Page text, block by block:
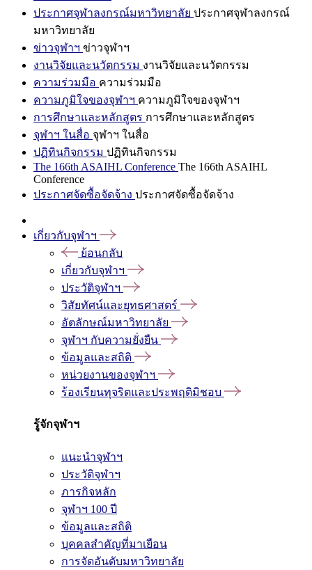
ประกาศจุฬาลงกรณ์มหาวิทยาลัย ประกาศจุฬาลงกรณ์
มหาวิทยาลัย
ข่าวจุฬาฯ ข่าวจุฬาฯ
งานวิจัยและนวัตกรรม งานวิจัยและนวัตกรรม
ความร่วมมือ ความร่วมมือ
ความภูมิใจของจุฬาฯ ความภูมิใจของจุฬาฯ
การศึกษาและหลักสูตร การศึกษาและหลักสูตร
จุฬาฯ ในสื่อ จุฬาฯ ในสื่อ
ปฏิทินกิจกรรม ปฏิทินกิจกรรม
The 166th ASAIHL Conference The 166th ASAIHL
Conference
ประกาศจัดซื้อจัดจ้าง ประกาศจัดซื้อจัดจ้าง
เกี่ยวกับจุฬาฯ
ย้อนกลับ
เกี่ยวกับจุฬาฯ
ประวัติจุฬาฯ
วิสัยทัศน์และยุทธศาสตร์
อัตลักษณ์มหาวิทยาลัย
จุฬาฯ กับความยั่งยืน
ข้อมูลและสถิติ
หน่วยงานของจุฬาฯ
ร้องเรียนทุจริตและประพฤติมิชอบ
รู้จักจุฬาฯ
แนะนำจุฬาฯ
ประวัติจุฬาฯ
ภารกิจหลัก
จุฬาฯ 100 ปี
ข้อมูลและสถิติ
บุคคลสำคัญที่มาเยือน
การจัดอันดับมหาวิทยาลัย